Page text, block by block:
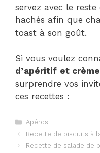
servez avec le
hachés afin que
toast à son goût.
Si vous voulez
d’apéritif et
surprendre vos
ces recettes :
Catégories
Apéros
Navigation
des
Recette de biscuits à
Recette de salade de